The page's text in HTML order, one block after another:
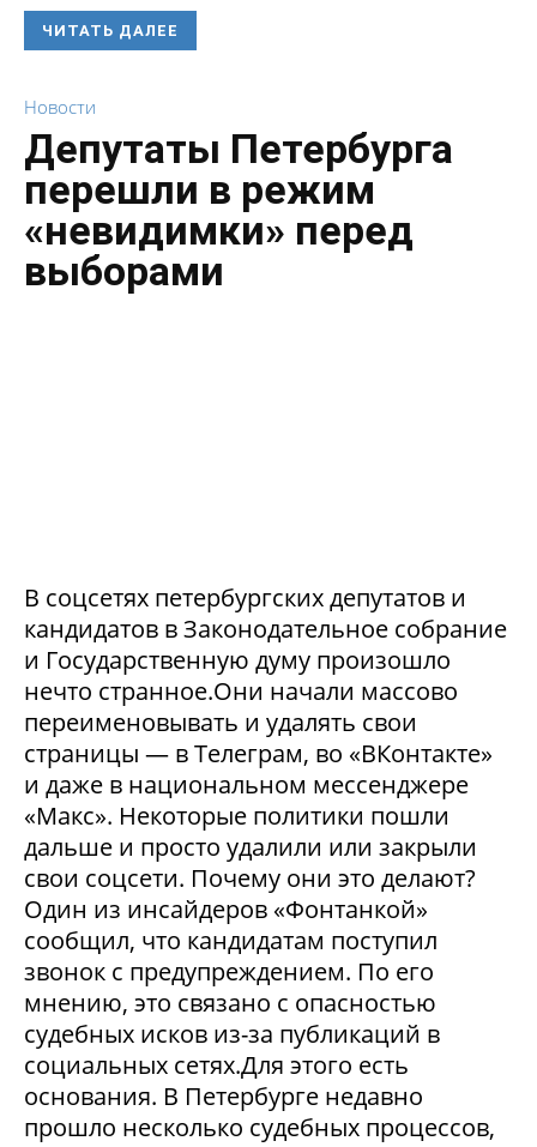
ЧИТАТЬ ДАЛЕЕ
Новости
Депутаты Петербурга
перешли в режим
«невидимки» перед
выборами
В соцсетях петербургских депутатов и
кандидатов в Законодательное собрание
и Государственную думу произошло
нечто странное.Они начали массово
переименовывать и удалять свои
страницы — в Телеграм, во «ВКонтакте»
и даже в национальном мессенджере
«Макс». Некоторые политики пошли
дальше и просто удалили или закрыли
свои соцсети. Почему они это делают?
Один из инсайдеров «Фонтанкой»
сообщил, что кандидатам поступил
звонок с предупреждением. По его
мнению, это связано с опасностью
судебных исков из-за публикаций в
социальных сетях.Для этого есть
основания. В Петербурге недавно
прошло несколько судебных процессов,